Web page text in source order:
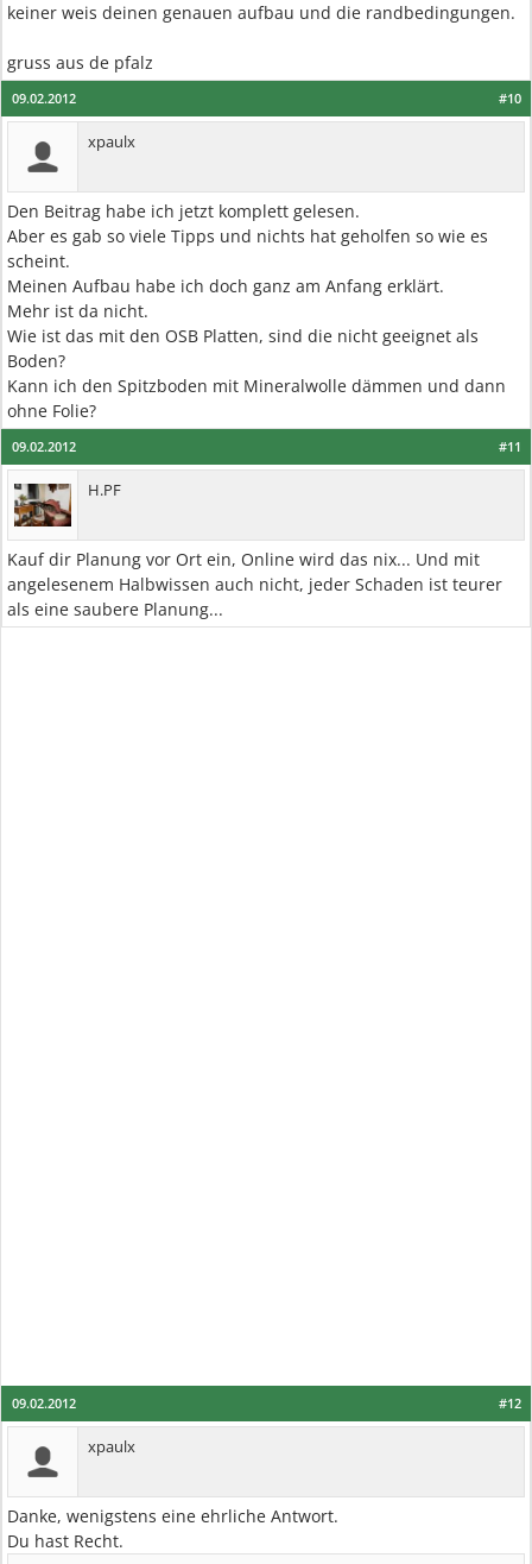
keiner weis deinen genauen aufbau und die randbedingungen.
gruss aus de pfalz
#10
09.02.2012
xpaulx
Den Beitrag habe ich jetzt komplett gelesen.
Aber es gab so viele Tipps und nichts hat geholfen so wie es
scheint.
Meinen Aufbau habe ich doch ganz am Anfang erklärt.
Mehr ist da nicht.
Wie ist das mit den OSB Platten, sind die nicht geeignet als
Boden?
Kann ich den Spitzboden mit Mineralwolle dämmen und dann
ohne Folie?
#11
09.02.2012
H.PF
Kauf dir Planung vor Ort ein, Online wird das nix... Und mit
angelesenem Halbwissen auch nicht, jeder Schaden ist teurer
als eine saubere Planung...
#12
09.02.2012
xpaulx
Danke, wenigstens eine ehrliche Antwort.
Du hast Recht.